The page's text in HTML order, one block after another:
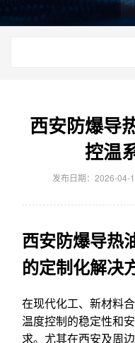
西安防爆导
控温
发布日期：2026-04-
西安防爆导热
的定制化解决
在现代化工、新材料
温度控制的稳定性和
求。尤其在西安及周